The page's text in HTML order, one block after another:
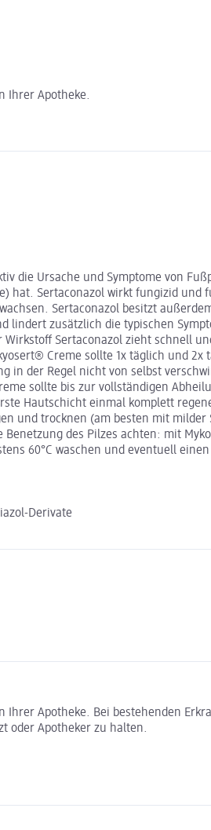
Ihrer Apotheke.
die Ursache und Symptome von
hat. Sertaconazol wirkt fungizid
Sertaconazol besitzt
zusätzlich die typischen
Sertaconazol zieht schnell
Creme sollte 1x täglich und 2x
der Regel nicht von selbst
sollte bis zur vollständigen
Hautschicht einmal komplett
und trocknen (am besten mit
des Pilzes achten: mit
60°C waschen und eventuell
Derivate
Apotheke. Bei bestehenden
oder Apotheker zu halten.